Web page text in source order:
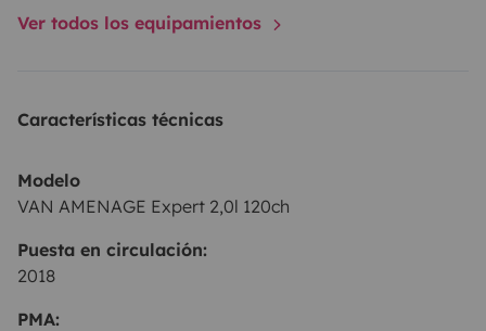
Ver todos los equipamientos
Características técnicas
Modelo
VAN AMENAGE Expert 2,0l 120ch
Puesta en circulación:
2018
PMA: